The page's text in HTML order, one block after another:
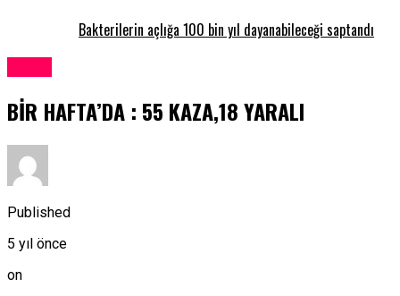
Bakterilerin açlığa 100 bin yıl dayanabileceği saptandı
BİR HAFTA’DA : 55 KAZA,18 YARALI
Published
5 yıl önce
on